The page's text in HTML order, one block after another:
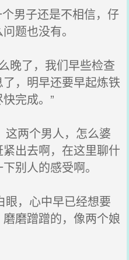
男子还是不相信，仔
题也没有。
晚了，我们早些检查
，明早还要早起炼铁
完成。”
两个男人，怎么婆
出去啊，在这里聊什
别人的感受啊。
，心中早已经想要
磨蹭蹭的，像两个娘